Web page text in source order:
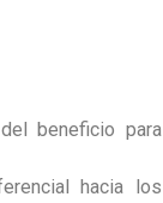
beneficio para
hacia los